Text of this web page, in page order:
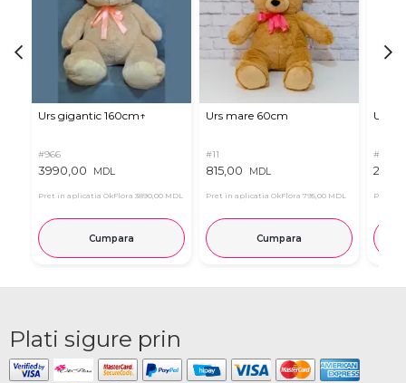
Urs gigantic 160cm↑
#966
3990,00 MDL
Pret in aplicatia OkFlora 3890,00 MDL
Cumpara
Urs mare 60cm
#11
815,00 MDL
Pret in aplicatia OkFlora 795,00 MDL
Cumpara
Urs
#4939
Pret in
Plati sigure prin